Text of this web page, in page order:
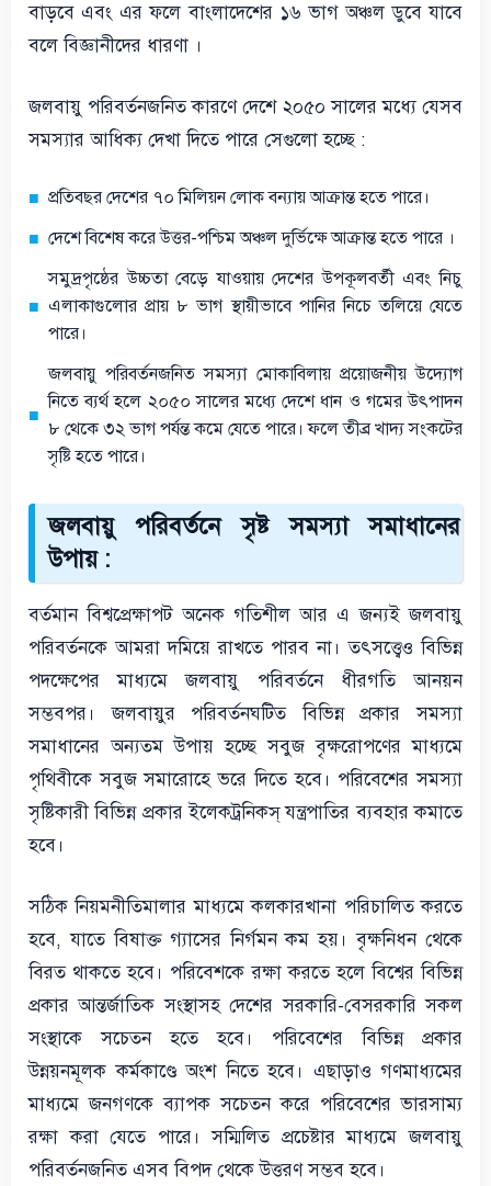
বাড়বে এবং এর ফলে বাংলাদেশের ১৬ ভাগ অঞ্চল ডুবে যাবে
বলে বিজ্ঞানীদের ধারণা ।
জলবায়ু পরিবর্তনজনিত কারণে দেশে ২০৫০ সালের মধ্যে যেসব
সমস্যার আধিক্য দেখা দিতে পারে সেগুলো হচ্ছে :
প্রতিবছর দেশের ৭০ মিলিয়ন লোক বন্যায় আক্রান্ত হতে পারে।
দেশে বিশেষ করে উত্তর-পশ্চিম অঞ্চল দুর্ভিক্ষে আক্রান্ত হতে পারে ।
সমুদ্রপৃষ্ঠের উচ্চতা বেড়ে যাওয়ায় দেশের উপকূলবর্তী এবং নিচু
এলাকাগুলোর প্রায় ৮ ভাগ স্থায়ীভাবে পানির নিচে তলিয়ে যেতে
পারে।
জলবায়ু পরিবর্তনজনিত সমস্যা মোকাবিলায় প্রয়োজনীয় উদ্যোগ
নিতে ব্যর্থ হলে ২০৫০ সালের মধ্যে দেশে ধান ও গমের উৎপাদন
৮ থেকে ৩২ ভাগ পর্যন্ত কমে যেতে পারে। ফলে তীব্র খাদ্য সংকটের
সৃষ্টি হতে পারে।
জলবায়ু পরিবর্তনে সৃষ্ট সমস্যা সমাধানের
উপায় :
বর্তমান বিশ্বপ্রেক্ষাপট অনেক গতিশীল আর এ জন্যই জলবায়ু
পরিবর্তনকে আমরা দমিয়ে রাখতে পারব না। তৎসত্ত্বেও বিভিন্ন
পদক্ষেপের মাধ্যমে জলবায়ু পরিবর্তনে ধীরগতি আনয়ন
সম্ভবপর। জলবায়ুর পরিবর্তনঘটিত বিভিন্ন প্রকার সমস্যা
সমাধানের অন্যতম উপায় হচ্ছে সবুজ বৃক্ষরোপণের মাধ্যমে
পৃথিবীকে সবুজ সমারোহে ভরে দিতে হবে। পরিবেশের সমস্যা
সৃষ্টিকারী বিভিন্ন প্রকার ইলেকট্রনিকস্ যন্ত্রপাতির ব্যবহার কমাতে
হবে।
সঠিক নিয়মনীতিমালার মাধ্যমে কলকারখানা পরিচালিত করতে
হবে, যাতে বিষাক্ত গ্যাসের নির্গমন কম হয়। বৃক্ষনিধন থেকে
বিরত থাকতে হবে। পরিবেশকে রক্ষা করতে হলে বিশ্বের বিভিন্ন
প্রকার আন্তর্জাতিক সংস্থাসহ দেশের সরকারি-বেসরকারি সকল
সংস্থাকে সচেতন হতে হবে। পরিবেশের বিভিন্ন প্রকার
উন্নয়নমূলক কর্মকাণ্ডে অংশ নিতে হবে। এছাড়াও গণমাধ্যমের
মাধ্যমে জনগণকে ব্যাপক সচেতন করে পরিবেশের ভারসাম্য
রক্ষা করা যেতে পারে। সম্মিলিত প্রচেষ্টার মাধ্যমে জলবায়ু
পরিবর্তনজনিত এসব বিপদ থেকে উত্তরণ সম্ভব হবে।